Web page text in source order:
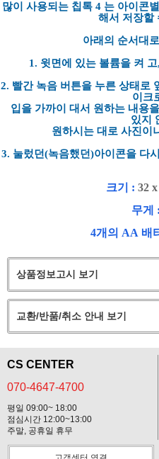
많이 사용되는 칩톡 4 는 아이콘
해서 저장할
아래의 순서대
1. 윗면에 있는 볼륨을 켜 고,
2. 빨간 녹음 버튼을 누른 상태로
이크
입을 가까이 대서 원하는 내용
있지
원하시는 대로 사진이
3. 눌렀던(녹음했던)아이콘을 다시
크기 : 32
무게 :
4개의 AA 배
상품정보고시 보기
교환/반품/취소 안내 보기
CS CENTER
070-4647-4700
평일 09:00~ 18:00
점심시간 12:00~13:00
주말, 공휴일 휴무